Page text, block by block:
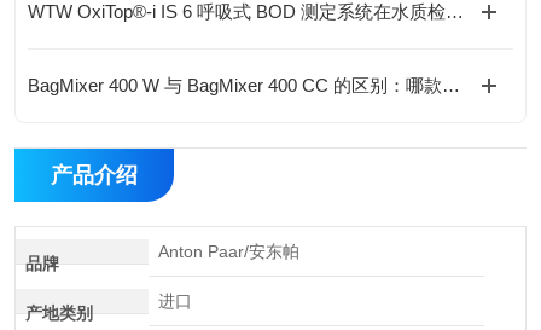
WTW OxiTop®-i IS 6 呼吸式 BOD 测定系统在水质检测中的应用
BagMixer 400 W 与 BagMixer 400 CC 的区别：哪款更适合你的实验室？
产品介绍
品牌
Anton Paar/安东帕
产地类别
进口